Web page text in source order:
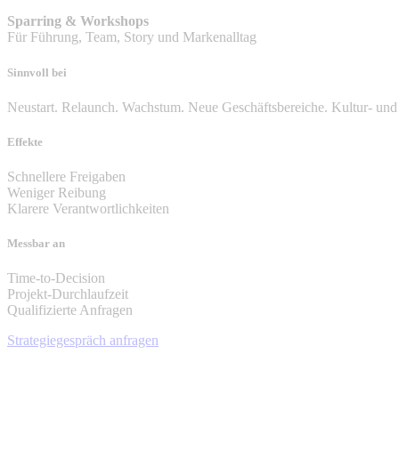
Sparring & Workshops
Für Führung, Team, Story und Markenalltag
Sinnvoll bei
Neustart. Relaunch. Wachstum. Neue Geschäftsbereiche. Kultur-
Effekte
Schnellere Freigaben
Weniger Reibung
Klarere Verantwortlichkeiten
Messbar an
Time-to-Decision
Projekt-Durchlaufzeit
Qualifizierte Anfragen
Strategiegespräch anfragen